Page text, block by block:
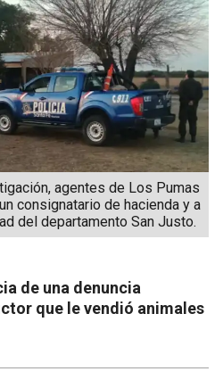
agentes de Los Pumas
consignatario de hacienda y a
del departamento San Justo.
de una denuncia
que le vendió animales